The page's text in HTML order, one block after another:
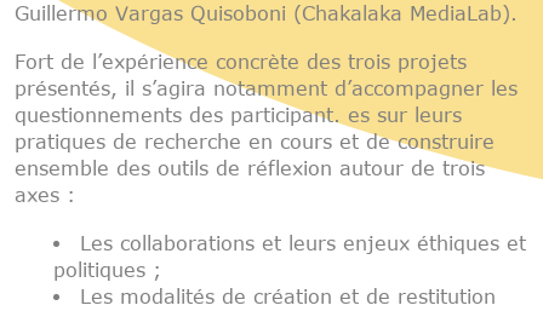
Guillermo Vargas Quisoboni (Chakalaka MediaLab).
Fort de l’expérience concrète des trois projets
présentés, il s’agira notamment d’accompagner les
questionnements des participant. es sur leurs
pratiques de recherche en cours et de construire
ensemble des outils de réflexion autour de trois
axes :
Les collaborations et leurs enjeux éthiques et
politiques ;
Les modalités de création et de restitution